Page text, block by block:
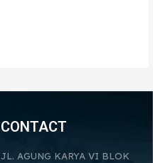
CONTACT
JL. AGUNG KARYA VI BLOK